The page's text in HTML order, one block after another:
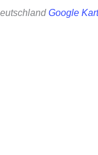
Google